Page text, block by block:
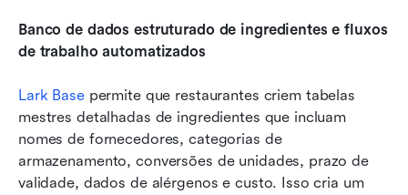
Banco de dados estruturado de ingredientes e fluxos
de trabalho automatizados
Lark Base permite que restaurantes criem tabelas
mestres detalhadas de ingredientes que incluam
nomes de fornecedores, categorias de
armazenamento, conversões de unidades, prazo de
validade, dados de alérgenos e custo. Isso cria um